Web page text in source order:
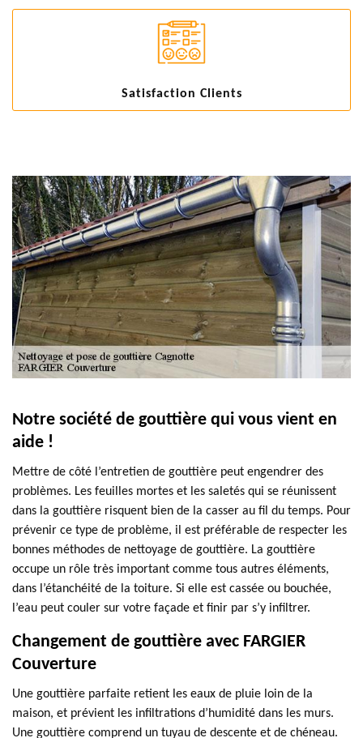
Satisfaction Clients
Notre société de gouttière qui vous vient en
aide !
Mettre de côté l’entretien de gouttière peut engendrer des
problèmes. Les feuilles mortes et les saletés qui se réunissent
dans la gouttière risquent bien de la casser au fil du temps. Pour
prévenir ce type de problème, il est préférable de respecter les
bonnes méthodes de nettoyage de gouttière. La gouttière
occupe un rôle très important comme tous autres éléments,
dans l’étanchéité de la toiture. Si elle est cassée ou bouchée,
l’eau peut couler sur votre façade et finir par s’y infiltrer.
Changement de gouttière avec FARGIER
Couverture
Une gouttière parfaite retient les eaux de pluie loin de la
maison, et prévient les infiltrations d’humidité dans les murs.
Une gouttière comprend un tuyau de descente et de chéneau.